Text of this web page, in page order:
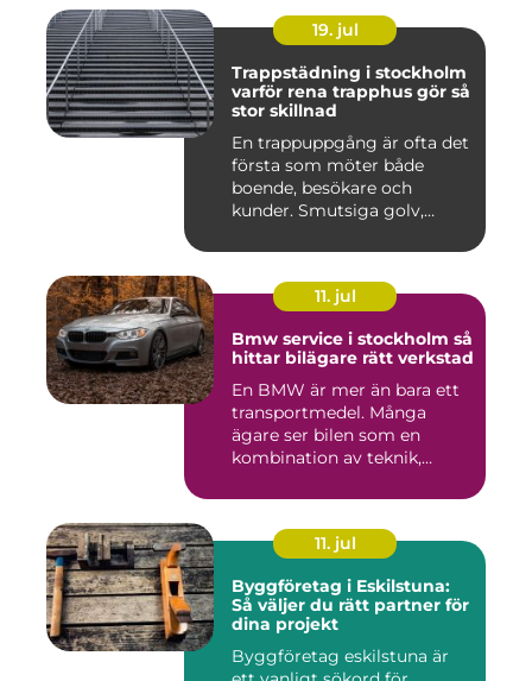
19. jul
Trappstädning i stockholm
varför rena trapphus gör så
stor skillnad
En trappuppgång är ofta det
första som möter både
boende, besökare och
kunder. Smutsiga golv,
11. jul
Bmw service i stockholm så
hittar bilägare rätt verkstad
En BMW är mer än bara ett
transportmedel. Många
ägare ser bilen som en
kombination av teknik,
11. jul
Byggföretag i Eskilstuna:
Så väljer du rätt partner för
dina projekt
Byggföretag eskilstuna är